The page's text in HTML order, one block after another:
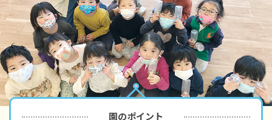
園のポイント